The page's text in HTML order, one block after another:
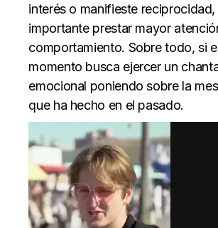
interés o manifieste reciprocidad,
importante prestar mayor
comportamiento. Sobre todo, si
momento busca ejercer un
emocional poniendo sobre la
que ha hecho en el pasado.